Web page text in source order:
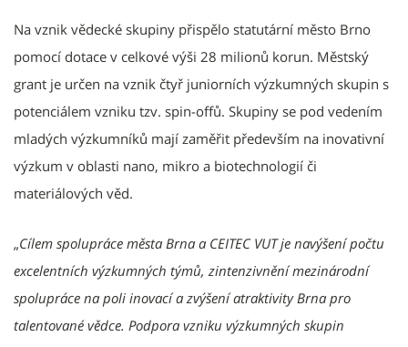
Na vznik vědecké skupiny přispělo statutární město Brno
pomocí dotace v celkové výši 28 milionů korun. Městský
grant je určen na vznik čtyř juniorních výzkumných skupin s
potenciálem vzniku tzv. spin-offů. Skupiny se pod vedením
mladých výzkumníků mají zaměřit především na inovativní
výzkum v oblasti nano, mikro a biotechnologií či
materiálových věd.
„Cílem spolupráce města Brna a CEITEC VUT je navýšení počtu
excelentních výzkumných týmů, zintenzivnění mezinárodní
spolupráce na poli inovací a zvýšení atraktivity Brna pro
talentované vědce. Podpora vzniku výzkumných skupin